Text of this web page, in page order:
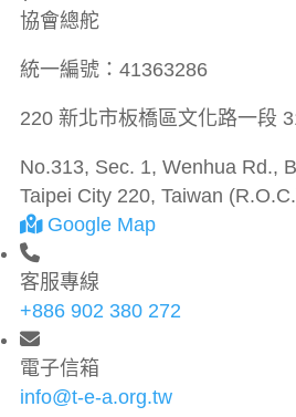
協會總舵
統一編號： 41363286
220 新北市板橋區文化路一段
No.313, Sec. 1, Wenhua Rd.,
Taipei City 220, Taiwan
Google Map
客服專線
+886 902 380 272
電子信箱
info@t-e-a.org.tw